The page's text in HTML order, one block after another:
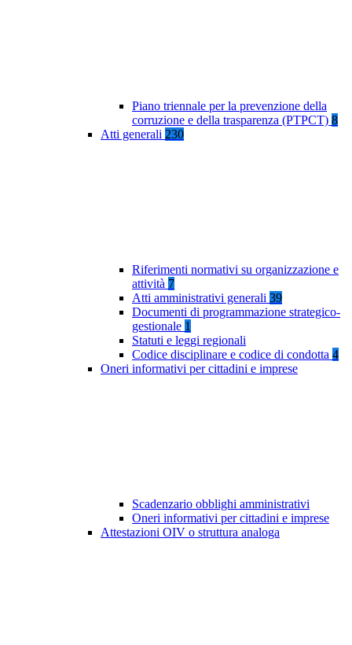
Piano triennale per la prevenzione della
corruzione e della trasparenza (PTPCT) 8
Atti generali 230
Riferimenti normativi su organizzazione e
attività 7
Atti amministrativi generali 39
Documenti di programmazione strategico-
gestionale 1
Statuti e leggi regionali
Codice disciplinare e codice di condotta 4
Oneri informativi per cittadini e imprese
Scadenzario obblighi amministrativi
Oneri informativi per cittadini e imprese
Attestazioni OIV o struttura analoga